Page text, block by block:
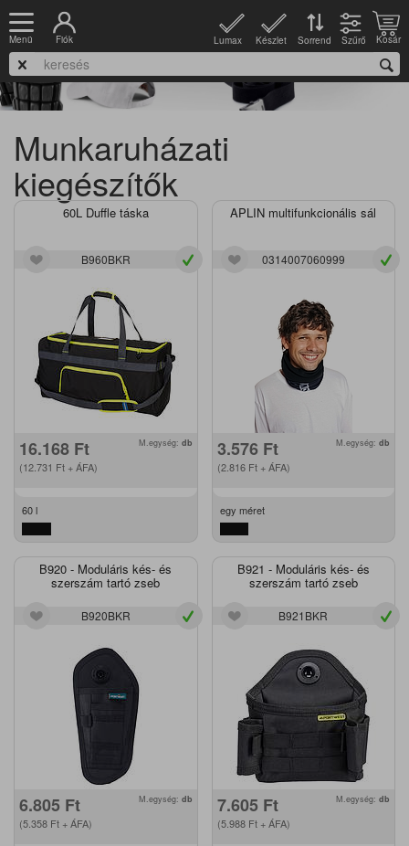
Menü Fiók Lumax Készlet Sorrend Szűrő Kosár
Munkaruházati
kiegészítők
60L Duffle táska
B960BKR
16.168 Ft
(12.731 Ft + ÁFA)
M.egység: db
60 l
APLIN multifunkcionális sál
0314007060999
3.576 Ft
(2.816 Ft+ ÁFA)
M.egység: db
egy méret
B920 - Moduláris kés- és
szerszám tartó zseb
B920BKR
6.805 Ft
(5.358 Ft + ÁFA)
M.egység: db
B921 - Moduláris kés- és
szerszám tartó zseb
B921BKR
7.605 Ft
(5.988 Ft+ ÁFA)
M.egység: db